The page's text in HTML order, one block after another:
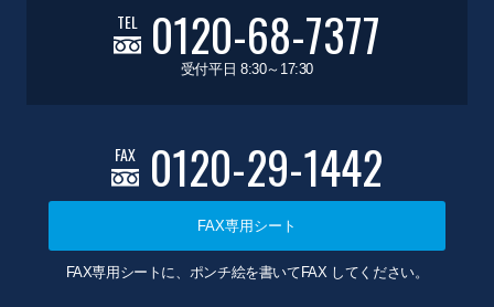
TEL 0120-68-7377
受付平日 8:30～17:30
FAX 0120-29-1442
FAX専用シート
FAX専用シートに、ポンチ絵を書いてFAX してください。